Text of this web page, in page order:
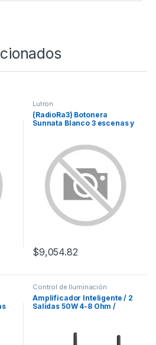
Lutron
(RadioRa3) Botonera
Sunnata Blanco 3 escenas y
escenas diferentes en cada
botón.
$9,054.82
Control de Iluminación
Amplificador Inteligente / 2
Salidas 50W 4-8 Ohm /